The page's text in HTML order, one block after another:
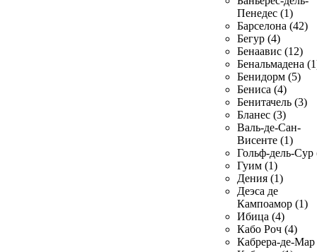
Пенедес (1)
Барселона (42)
Бегур (4)
Бенаавис (12)
Бенальмадена
Бенидорм (5)
Бениса (4)
Бенитачель (3)
Бланес (3)
Валь-де-Сан-
Висенте (1)
Гольф-дель-Сур
Гуим (1)
Дения (1)
Деэса де
Кампоамор (1)
Ибица (4)
Кабо Роч (4)
Кабрера-де-Мар